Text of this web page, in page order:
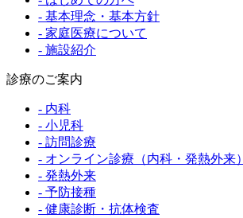
- 基本理念・基本方針
- 家庭医療について
- 施設紹介
診療のご案内
- 内科
- 小児科
- 訪問診療
- オンライン診療（内科・発熱外来）
- 発熱外来
- 予防接種
- 健康診断・抗体検査